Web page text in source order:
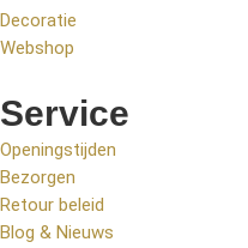
Decoratie
Webshop
Service
Openingstijden
Bezorgen
Retour beleid
Blog & Nieuws